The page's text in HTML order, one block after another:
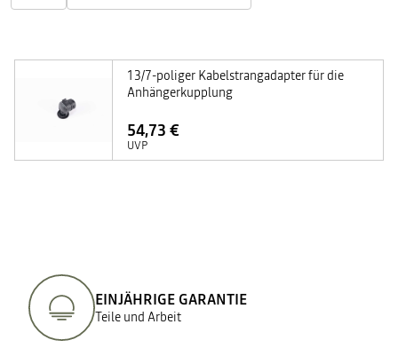
13/7-poliger Kabelstrangadapter für die
Anhängerkupplung
54,73 €
UVP
EINJÄHRIGE GARANTIE
Teile und Arbeit